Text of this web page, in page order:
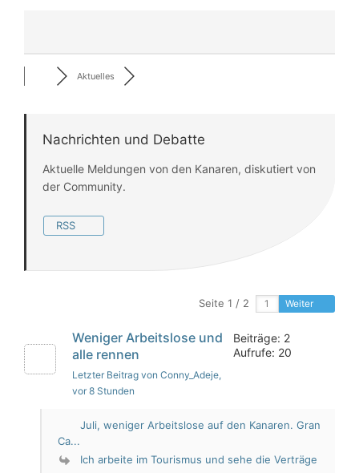
Aktuelles
Nachrichten und Debatte
Aktuelle Meldungen von den Kanaren, diskutiert von
der Community.
RSS
Seite 1 / 2 Weiter
Weniger Arbeitslose und
alle rennen
Letzter Beitrag von Conny_Adeje,
vor 8 Stunden
Beiträge: 2
Aufrufe: 20
Juli, weniger Arbeitslose auf den Kanaren. Gran
Ca...
Ich arbeite im Tourismus und sehe die Verträge